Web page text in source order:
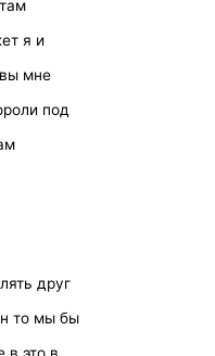
я и
мне
под
друг
то мы бы
в это в